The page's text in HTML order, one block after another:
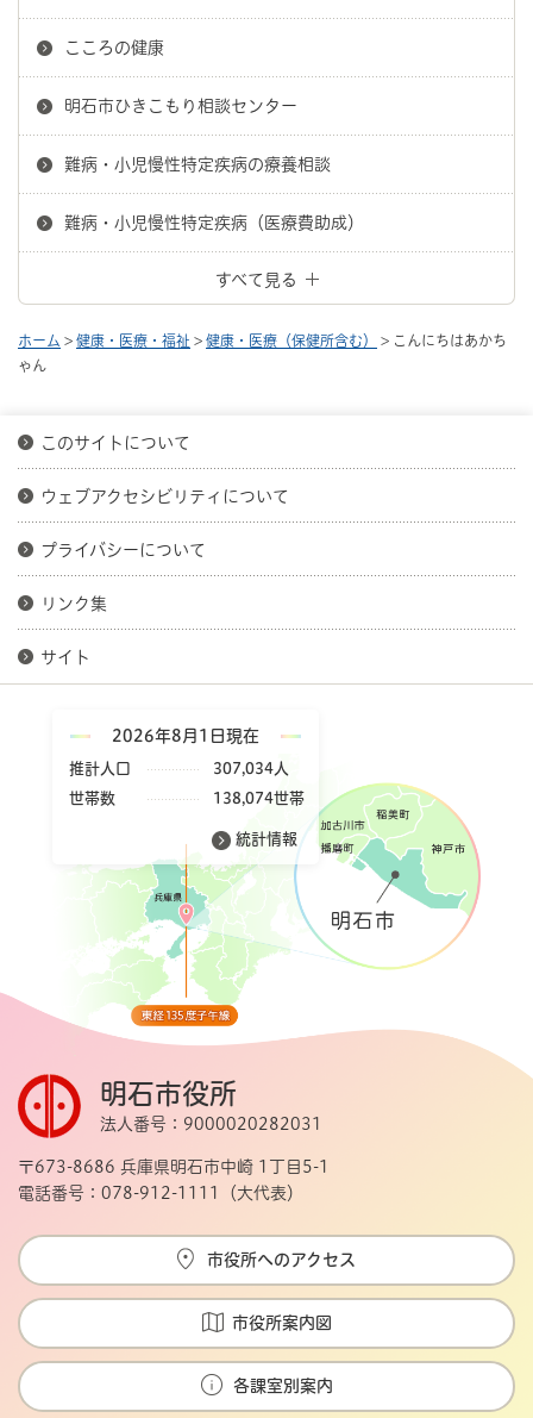
こころの健康
明石市ひきこもり相談センター
難病・小児慢性特定疾病の療養相談
難病・小児慢性特定疾病（医療費助成）
すべて見る
ホーム > 健康・医療・福祉 > 健康・医療（保健所含む）
> こんにちはあかち
ゃん
このサイトについて
ウェブアクセシビリティについて
プライバシーについて
リンク集
サイト
2026年8月1日現在
推計人口
307,034人
世帯数
138,074世帯
統計情報
明石市役所
法人番号：9000020282031
〒673-8686 兵庫県明石市中崎 1丁目5-1
電話番号：078-912-1111（大代表）
市役所へのアクセス
市役所案内図
各課室別案内